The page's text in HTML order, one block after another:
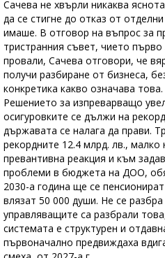
Сачева не хвърли никаква
да се стигне до отказ от
имаше. В отговор на въпрос за
тристранния съвет, чието
провали, Сачева отговори, че
получи разбиране от бизнеса,
конкретика какво означава това.
Решението за изпреварващо
осигуровките се дължи на
държавата се налага да прави.
рекордните 12.4 млрд. лв.,
превантивна реакция и към
проблеми в бюджета на ДОО,
2030-а година ще се
влязат 50 000 души. Не се
управляващите са разбрали
системата е структурен и
първоначално предвиждаха